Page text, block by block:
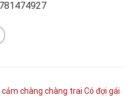
cảm chàng chàng trai Có đợi gái